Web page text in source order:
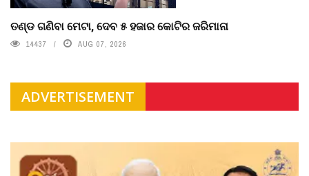
ତଣ୍ଡ ଗଣିବା ମେଟା, ଦେବ ୫ ହଜାର କୋଟିର ଜରିମାନା
14437 AUG 07, 2026
ADVERTISEMENT